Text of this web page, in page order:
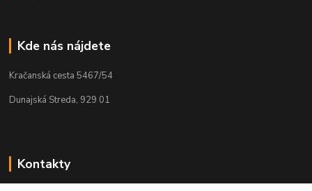
Kde nás nájdete
Kračanská cesta 5467/54
Dunajská Streda, 929 01
Kontakty